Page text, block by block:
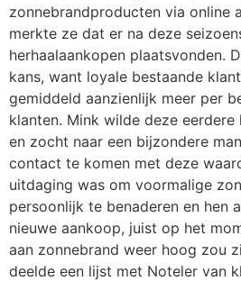
zonnebrandproducten via online
merkte ze dat er na deze
herhaalaankopen plaatsvonden.
kans, want loyale bestaande
gemiddeld aanzienlijk meer per
klanten. Mink wilde deze
en zocht naar een bijzondere
contact te komen met deze
uitdaging was om voormalige
persoonlijk te benaderen en hen
nieuwe aankoop, juist op het
aan zonnebrand weer hoog zou
deelde een lijst met Noteler van